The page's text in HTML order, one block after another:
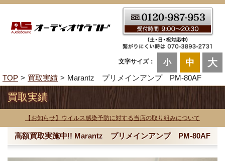
文字サイズ： 小 中 大
TOP 買取実績 Marantz プリメインアンプ PM-80AF
買取実績
【お知らせ】ウイルス感染予防に対する当店の取り組みについて
高額買取実施中!! Marantz プリメインアンプ PM-80AF